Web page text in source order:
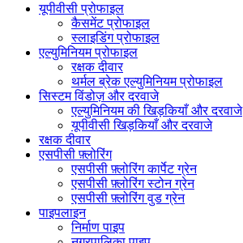
यूपीवीसी प्रोफाइल
कैसमेंट प्रोफाइल
स्लाइडिंग प्रोफाइल
एल्युमिनियम प्रोफाइल
रक्षक दीवार
थर्मल ब्रेक एल्युमिनियम प्रोफाइल
सिस्टम विंडोज़ और दरवाजे
एल्युमिनियम की खिड़कियाँ और दरवाजे
यूपीवीसी खिड़कियाँ और दरवाजे
रक्षक दीवार
एसपीसी फ़्लोरिंग
एसपीसी फ़्लोरिंग कार्पेट ग्रेन
एसपीसी फ़्लोरिंग स्टोन ग्रेन
एसपीसी फ़्लोरिंग वुड ग्रेन
पाइपलाइन
निर्माण पाइप